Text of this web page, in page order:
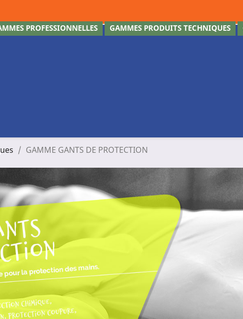
PROFESSIONNELLES GAMMES PRODUITS TECHNIQUES
GAMME GANTS DE PROTECTION